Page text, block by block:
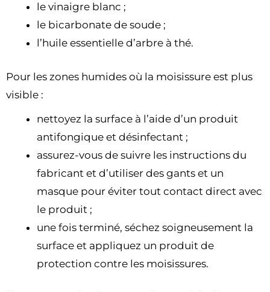
le vinaigre blanc ;
le bicarbonate de soude ;
l’huile essentielle d’arbre à thé.
Pour les zones humides où la moisissure est plus
visible :
nettoyez la surface à l’aide d’un produit
antifongique et désinfectant ;
assurez-vous de suivre les instructions du
fabricant et d’utiliser des gants et un
masque pour éviter tout contact direct avec
le produit ;
une fois terminé, séchez soigneusement la
surface et appliquez un produit de
protection contre les moisissures.